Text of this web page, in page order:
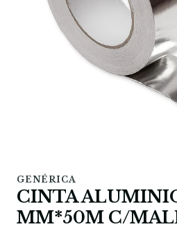
GENÉRICA
CINTA
MM*50M C/